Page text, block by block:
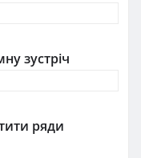
зустріч
ряди